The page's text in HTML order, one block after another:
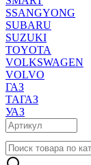
SSANGYONG
SUBARU
SUZUKI
TOYOTA
VOLKSWAGEN
VOLVO
ГАЗ
ТАГАЗ
УАЗ